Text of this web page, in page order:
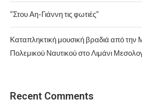
“Στου Αη-Γιάννη τις φωτιές”
Καταπληκτική μουσική βραδιά από την
Πολεμικού Ναυτικού στο Λιμάνι
Recent Comments